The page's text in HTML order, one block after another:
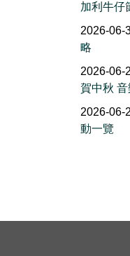
加利牛仔
2026-06-
略
2026-06-
賀中秋
2026-06-
動一覽